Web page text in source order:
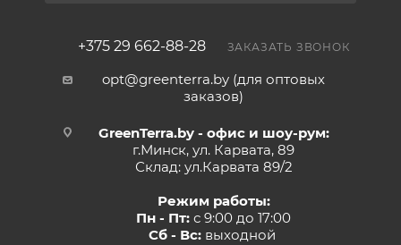
+375 29 662-88-28 ЗАКАЗАТЬ ЗВОНОК
opt@greenterra.by (для оптовых
заказов)
GreenTerra.by - офис и шоу-рум:
г.Минск, ул. Карвата, 89
Склад: ул.Карвата 89/2
Режим работы:
Пн - Пт: с 9:00 до 17:00
Сб - Вс:выходной